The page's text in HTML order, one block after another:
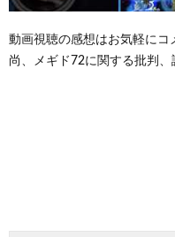
動画視聴の感想はお気軽にコ
尚、メギド72に関する批判、